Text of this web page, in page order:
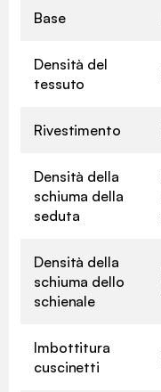
Base
Densità del
tessuto
Rivestimento
Densità della
schiuma della
seduta
Densità della
schiuma dello
schienale
Imbottitura
cuscinetti